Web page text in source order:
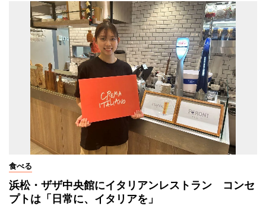
食べる
浜松・ザザ中央館にイタリアンレストラン コンセ
プトは「日常に、イタリアを」